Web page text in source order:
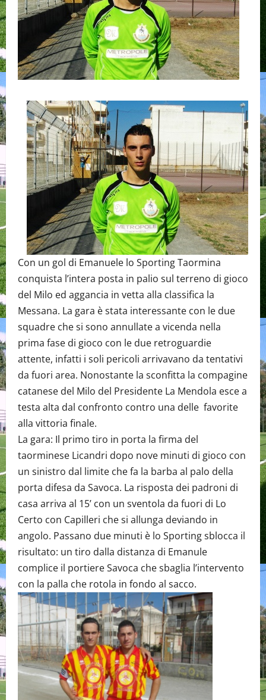
Con un gol di Emanuele lo Sporting Taormina
conquista l’intera posta in palio sul terreno di gioco
del Milo ed aggancia in vetta alla classifica la
Messana. La gara è stata interessante con le due
squadre che si sono annullate a vicenda nella
prima fase di gioco con le due retroguardie
attente, infatti i soli pericoli arrivavano da tentativi
da fuori area. Nonostante la sconfitta la compagine
catanese del Milo del Presidente La Mendola esce a
testa alta dal confronto contro una delle favorite
alla vittoria finale.
La gara: Il primo tiro in porta la firma del
taorminese Licandri dopo nove minuti di gioco con
un sinistro dal limite che fa la barba al palo della
porta difesa da Savoca. La risposta dei padroni di
casa arriva al 15’ con un sventola da fuori di Lo
Certo con Capilleri che si allunga deviando in
angolo. Passano due minuti è lo Sporting sblocca il
risultato: un tiro dalla distanza di Emanule
complice il portiere Savoca che sbaglia l’intervento
con la palla che rotola in fondo al sacco.